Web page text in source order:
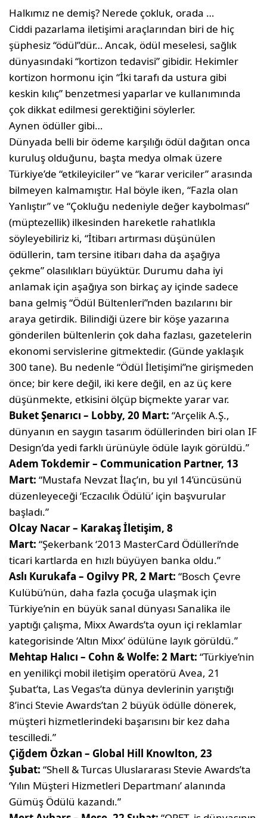
Halkımız ne demiş? Nerede çokluk, orada …
Ciddi pazarlama iletişimi araçlarından biri de hiç
şüphesiz “ödül”dür… Ancak, ödül meselesi, sağlık
dünyasındaki “kortizon tedavisi” gibidir. Hekimler
kortizon hormonu için “İki tarafı da ustura gibi
keskin kılıç” benzetmesi yaparlar ve kullanımında
çok dikkat edilmesi gerektiğini söylerler.
Aynen ödüller gibi…
Dünyada belli bir ödeme karşılığı ödül dağıtan onca
kuruluş olduğunu, başta medya olmak üzere
Türkiye’de “etkileyiciler” ve “karar vericiler” arasında
bilmeyen kalmamıştır. Hal böyle iken, “Fazla olan
Yanlıştır” ve “Çokluğu nedeniyle değer kaybolması”
(müptezellik) ilkesinden hareketle rahatlıkla
söyleyebiliriz ki, “İtibarı artırması düşünülen
ödüllerin, tam tersine itibarı daha da aşağıya
çekme” olasılıkları büyüktür. Durumu daha iyi
anlamak için aşağıya son birkaç ay içinde sadece
bana gelmiş “Ödül Bültenleri”nden bazılarını bir
araya getirdik. Bilindiği üzere bir köşe yazarına
gönderilen bültenlerin çok daha fazlası, gazetelerin
ekonomi servislerine gitmektedir. (Günde yaklaşık
300 tane). Bu nedenle “Ödül İletişimi”ne girişmeden
önce; bir kere değil, iki kere değil, en az üç kere
düşünmekte, etkisini ölçüp biçmekte yarar var.
Buket Şenarıcı – Lobby, 20 Mart: “Arçelik A.Ş.,
dünyanın en saygın tasarım ödüllerinden biri olan IF
Design’da yedi farklı ürünüyle ödüle layık görüldü.”
Adem Tokdemir – Communication Partner, 13
Mart: “Mustafa Nevzat İlaç’ın, bu yıl 14’üncüsünü
düzenleyeceği ‘Eczacılık Ödülü’ için başvurular
başladı.”
Olcay Nacar – Karakaş İletişim, 8
Mart: “Şekerbank ‘2013 MasterCard Ödülleri’nde
ticari kartlarda en hızlı büyüyen banka oldu.”
Aslı Kurukafa – Ogilvy PR, 2 Mart: “Bosch Çevre
Kulübü’nün, daha fazla çocuğa ulaşmak için
Türkiye’nin en büyük sanal dünyası Sanalika ile
yaptığı çalışma, Mixx Awards’ta oyun içi reklamlar
kategorisinde ‘Altın Mixx’ ödülüne layık görüldü.”
Mehtap Halıcı – Cohn & Wolfe: 2 Mart: “Türkiye’nin
en yenilikçi mobil iletişim operatörü Avea, 21
Şubat’ta, Las Vegas’ta dünya devlerinin yarıştığı
8’inci Stevie Awards’tan 2 büyük ödülle dönerek,
müşteri hizmetlerindeki başarısını bir kez daha
tescilledi.”
Çiğdem Özkan – Global Hill Knowlton, 23
Şubat: “Shell & Turcas Uluslararası Stevie Awards’ta
‘Yılın Müşteri Hizmetleri Departmanı’ alanında
Gümüş Ödülü kazandı.”